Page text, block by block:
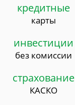
кредитные
карты
инвестиции
без комиссии
страхование
КАСКО